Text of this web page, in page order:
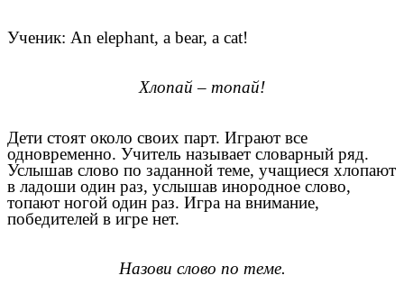
Ученик: An elephant, a bear, a cat!
Хлопай – топай!
Дети стоят около своих парт. Играют все
одновременно. Учитель называет словарный ряд.
Услышав слово по заданной теме, учащиеся хлопают
в ладоши один раз, услышав инородное слово,
топают ногой один раз. Игра на внимание,
победителей в игре нет.
Назови слово по теме.